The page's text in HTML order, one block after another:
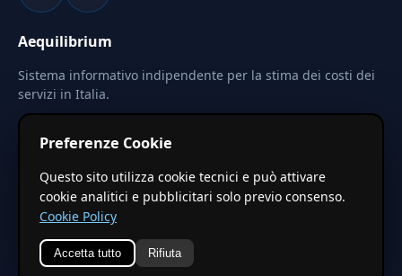
Aequilibrium
Sistema informativo indipendente per la stima dei costi dei
servizi in Italia.
Le stime pubblicate sono calcolate tramite coefficienti
territoriali regionali applicati a valori base nazionali. Non
costituiscono preventivo ufficiale.
© 2026 Aequilibrium — Un progetto di vxd.mobi
Preferenze Cookie
Questo sito utilizza cookie tecnici e può attivare
cookie analitici e pubblicitari solo previo consenso.
Cookie Policy
Accetta tutto Rifiuta